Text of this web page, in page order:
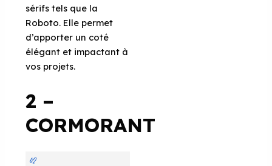
sérifs tels que la
Roboto. Elle permet
d’apporter un coté
élégant et impactant à
vos projets.
2 –
CORMORANT